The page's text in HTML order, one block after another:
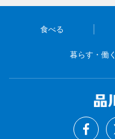
食べる
暮らす・働く